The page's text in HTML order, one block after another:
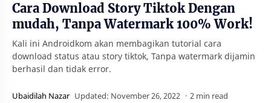
Cara Download Story Tiktok Dengan
mudah, Tanpa Watermark 100% Work!
Kali ini Androidkom akan membagikan tutorial cara
download status atau story tiktok, Tanpa watermark dijamin
berhasil dan tidak error.
2 min read